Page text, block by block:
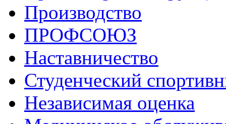
Производство
ПРОФСОЮЗ
Наставничество
Студенческий
Независимая оценка